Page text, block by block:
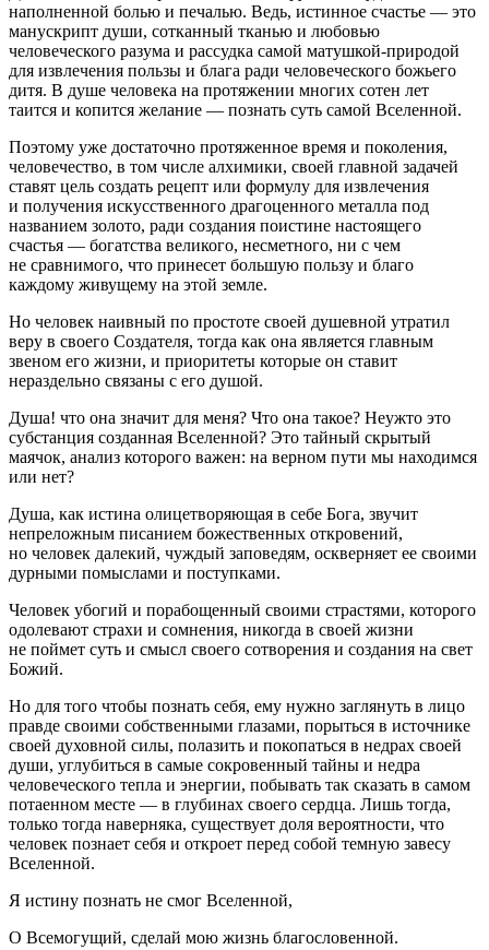
наполненной болью и печалью. Ведь, истинное счастье — это
манускрипт души, сотканный тканью и любовью
человеческого разума и рассудка самой матушкой-природой
для извлечения пользы и блага ради человеческого божьего
дитя. В душе человека на протяжении многих сотен лет
таится и копится желание — познать суть самой Вселенной.
Поэтому уже достаточно протяженное время и поколения,
человечество, в том числе алхимики, своей главной задачей
ставят цель создать рецепт или формулу для извлечения
и получения искусственного драгоценного металла под
названием золото, ради создания поистине настоящего
счастья — богатства великого, несметного, ни с чем
не сравнимого, что принесет большую пользу и благо
каждому живущему на этой земле.
Но человек наивный по простоте своей душевной утратил
веру в своего Создателя, тогда как она является главным
звеном его жизни, и приоритеты которые он ставит
нераздельно связаны с его душой.
Душа! что она значит для меня? Что она такое? Неужто это
субстанция созданная Вселенной? Это тайный скрытый
маячок, анализ которого важен: на верном пути мы находимся
или нет?
Душа, как истина олицетворяющая в себе Бога, звучит
непреложным писанием божественных откровений,
но человек далекий, чуждый заповедям, оскверняет ее своими
дурными помыслами и поступками.
Человек убогий и порабощенный своими страстями, которого
одолевают страхи и сомнения, никогда в своей жизни
не поймет суть и смысл своего сотворения и создания на свет
Божий.
Но для того чтобы познать себя, ему нужно заглянуть в лицо
правде своими собственными глазами, порыться в источнике
своей духовной силы, полазить и покопаться в недрах своей
души, углубиться в самые сокровенный тайны и недра
человеческого тепла и энергии, побывать так сказать в самом
потаенном месте — в глубинах своего сердца. Лишь тогда,
только тогда наверняка, существует доля вероятности, что
человек познает себя и откроет перед собой темную завесу
Вселенной.
Я истину познать не смог Вселенной,
О Всемогущий, сделай мою жизнь благословенной.